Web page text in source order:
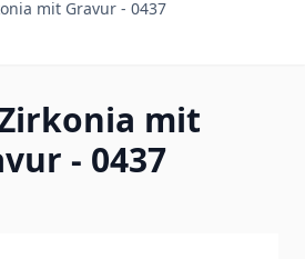
mit Gravur - 0437
mit
- 0437